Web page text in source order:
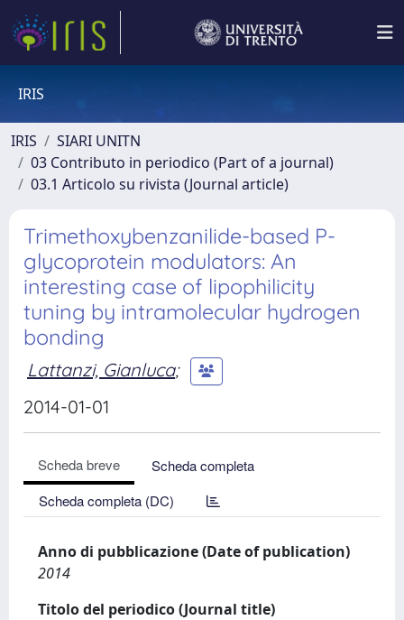
IRIS
IRIS
SIARI UNITN
03 Contributo in periodico (Part of a journal)
03.1 Articolo su rivista (Journal article)
Trimethoxybenzanilide-based P-
glycoprotein modulators: An
interesting case of lipophilicity
tuning by intramolecular hydrogen
bonding
Lattanzi, Gianluca;
2014-01-01
Scheda breve
Scheda completa
Scheda completa (DC)
Anno di pubblicazione (Date of publication)
2014
Titolo del periodico (Journal title)